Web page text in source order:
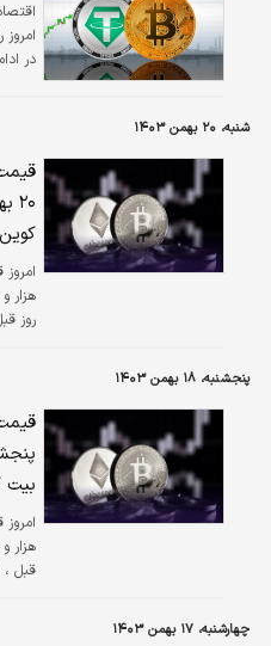
شنبه، ۲۰ بهمن ۱۴۰۳
کوین
هزار
روز قبل ،
پنجشنبه، ۱۸ بهمن ۱۴۰۳
بیت
هزار
قبل ، افزایش
چهارشنبه، ۱۷ بهمن ۱۴۰۳